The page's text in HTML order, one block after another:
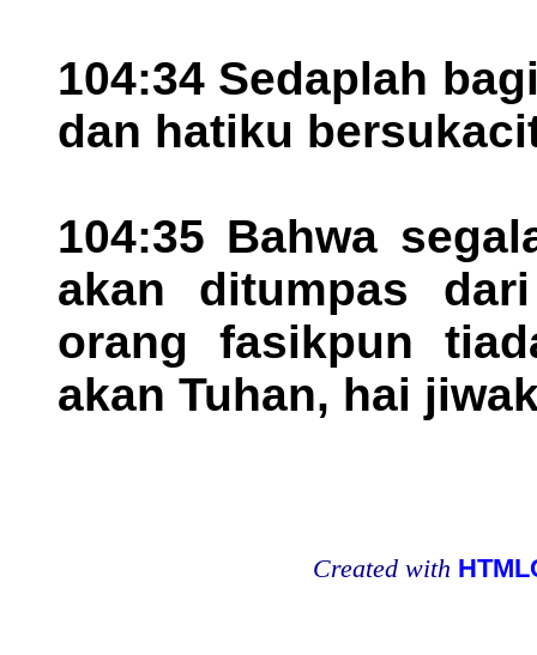
104:34 Sedaplah
dan hatiku
104:35 Bahwa
akan ditumpas
orang fasikpun
akan Tuhan, hai
Created with